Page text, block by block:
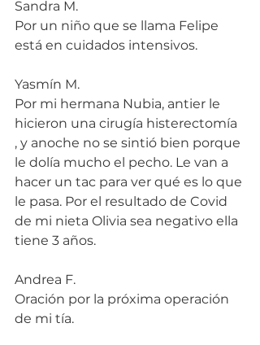
Sandra M.
Por un niño que se llama Felipe
está en cuidados intensivos.
Yasmín M.
Por mi hermana Nubia, antier le
hicieron una cirugía histerectomía
, y anoche no se sintió bien porque
le dolía mucho el pecho. Le van a
hacer un tac para ver qué es lo que
le pasa. Por el resultado de Covid
de mi nieta Olivia sea negativo ella
tiene 3 años.
Andrea F.
Oración por la próxima operación
de mi tía.